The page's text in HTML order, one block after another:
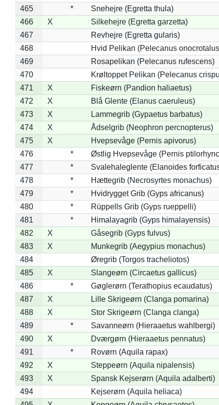
465
*
Snehejre (Egretta thula)
466
X
Silkehejre (Egretta garzetta)
467
Revhejre (Egretta gularis)
468
Hvid Pelikan (Pelecanus
469
Rosapelikan (Pelecanus rufescens)
470
Krøltoppet Pelikan (Pelecanus
471
X
Fiskeørn (Pandion haliaetus)
472
X
Blå Glente (Elanus caeruleus)
473
X
Lammegrib (Gypaetus barbatus)
474
X
Ådselgrib (Neophron percnopterus)
475
X
Hvepsevåge (Pernis apivorus)
476
*
Østlig Hvepsevåge (Pernis
477
*
Svalehaleglente (Elanoides
478
*
Hættegrib (Necrosyrtes monachus)
479
*
Hvidrygget Grib (Gyps africanus)
480
*
Rüppells Grib (Gyps rueppelli)
481
*
Himalayagrib (Gyps himalayensis)
482
X
Gåsegrib (Gyps fulvus)
483
X
Munkegrib (Aegypius monachus)
484
Øregrib (Torgos tracheliotos)
485
X
Slangeørn (Circaetus gallicus)
486
*
Gøglerørn (Terathopius ecaudatus)
487
X
Lille Skrigeørn (Clanga pomarina)
488
X
Stor Skrigeørn (Clanga clanga)
489
*
Savanneørn (Hieraaetus wahlbergi)
490
X
Dværgørn (Hieraaetus pennatus)
491
*
Rovørn (Aquila rapax)
492
X
Steppeørn (Aquila nipalensis)
493
X
Spansk Kejserørn (Aquila adalberti)
494
Kejserørn (Aquila heliaca)